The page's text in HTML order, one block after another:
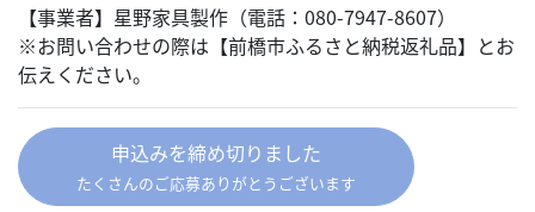
【事業者】星野家具製作（電話：080-7947-8607）
※お問い合わせの際は【前橋市ふるさと納税返礼品】とお
伝えください。
申込みを締め切りました
たくさんのご応募ありがとうございます